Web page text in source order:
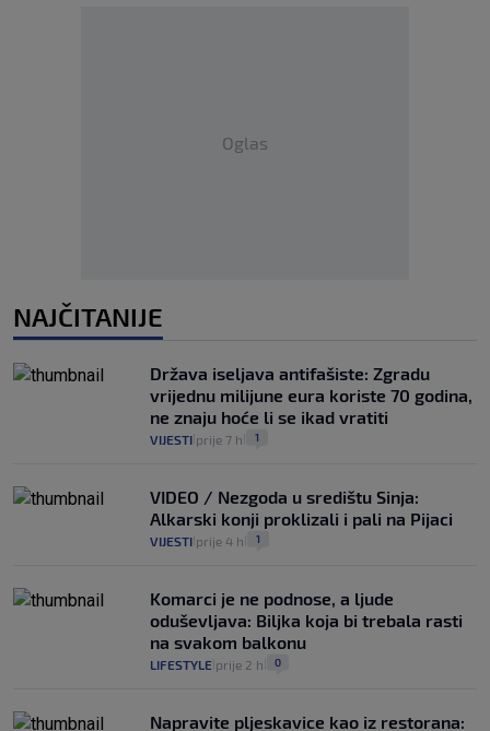
Oglas
NAJČITANIJE
Država iseljava antifašiste: Zgradu
vrijednu milijune eura koriste 70 godina,
ne znaju hoće li se ikad vratiti
VIJESTI prije 7 h 1
VIDEO / Nezgoda u središtu Sinja:
Alkarski konji proklizali i pali na Pijaci
VIJESTI prije 4 h 1
Komarci je ne podnose, a ljude
oduševljava: Biljka koja bi trebala rasti
na svakom balkonu
LIFESTYLE prije 2 h 0
Napravite pljeskavice kao iz restorana: